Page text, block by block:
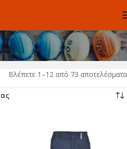
Βλέπετε 1–12 από 73 αποτελέσματα